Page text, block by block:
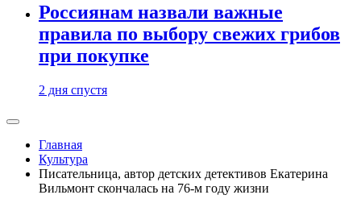
Россиянам назвали важные
правила по выбору свежих грибов
при покупке
2 дня спустя
Главная
Культура
Писательница, автор детских детективов Екатерина
Вильмонт скончалась на 76-м году жизни